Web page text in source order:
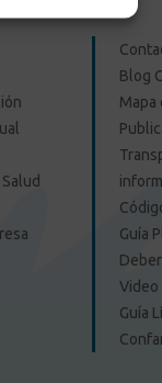
Blog
Mapa
Guía
Video
Guía